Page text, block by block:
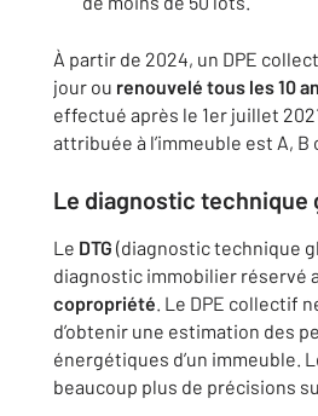
À partir de 2024, un DPE
jour ou renouvelé tous les 10
effectué après le 1er juillet
attribuée à l’immeuble est A, B
Le diagnostic technique
Le DTG (diagnostic technique
diagnostic immobilier réservé
copropriété. Le DPE collectif
d’obtenir une estimation des
énergétiques d’un immeuble.
beaucoup plus de précisions